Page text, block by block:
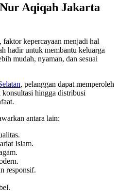
Aqiqah Jakarta
kepercayaan menjadi hal
hadir untuk membantu keluarga
mudah, nyaman, dan sesuai
, pelanggan dapat memperoleh
hingga distribusi
antara lain:
Islam.
responsif.